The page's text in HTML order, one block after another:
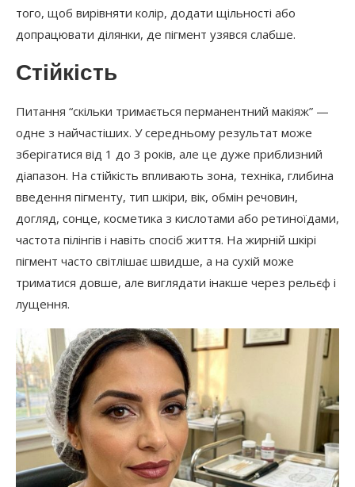
того, щоб вирівняти колір, додати щільності або
допрацювати ділянки, де пігмент узявся слабше.
Стійкість
Питання “скільки тримається перманентний макіяж” —
одне з найчастіших. У середньому результат може
зберігатися від 1 до 3 років, але це дуже приблизний
діапазон. На стійкість впливають зона, техніка, глибина
введення пігменту, тип шкіри, вік, обмін речовин,
догляд, сонце, косметика з кислотами або ретиноїдами,
частота пілінгів і навіть спосіб життя. На жирній шкірі
пігмент часто світлішає швидше, а на сухій може
триматися довше, але виглядати інакше через рельєф і
лущення.